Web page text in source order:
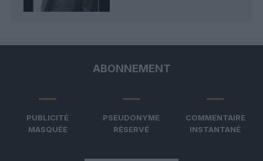
ABONNEMENT
PUBLICITÉ
MASQUÉE
PSEUDONYME
RÉSERVÉ
COMMENTAIRE
INSTANTANÉ